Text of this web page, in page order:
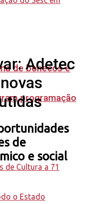
de bonecos e
programação
Adetec
de
e social